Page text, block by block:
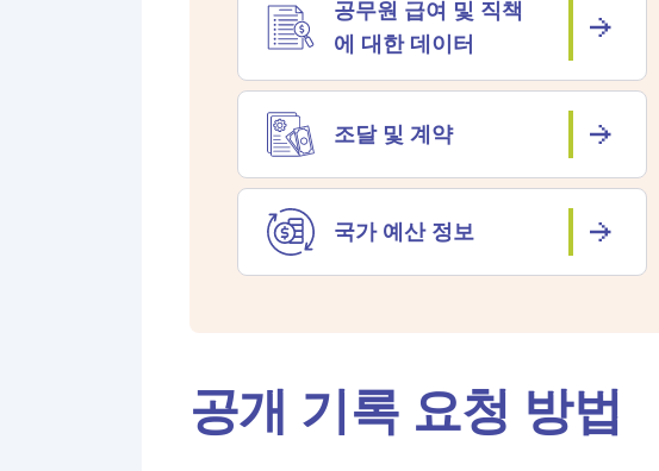
공무원 급여 및 직책
에 대한 데이터
조달 및 계약
국가 예산 정보
공개 기록 요청 방법